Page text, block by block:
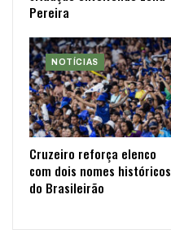
Pereira
NOTÍCIAS
Cruzeiro reforça elenco
com dois nomes históricos
do Brasileirão